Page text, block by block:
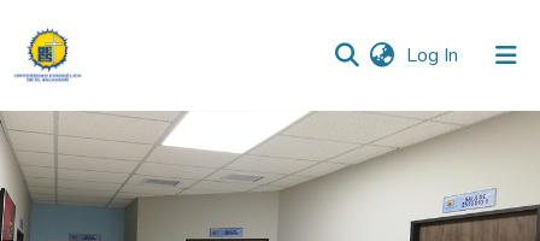
Log In (current)
Communities & Collections
All of DSpace